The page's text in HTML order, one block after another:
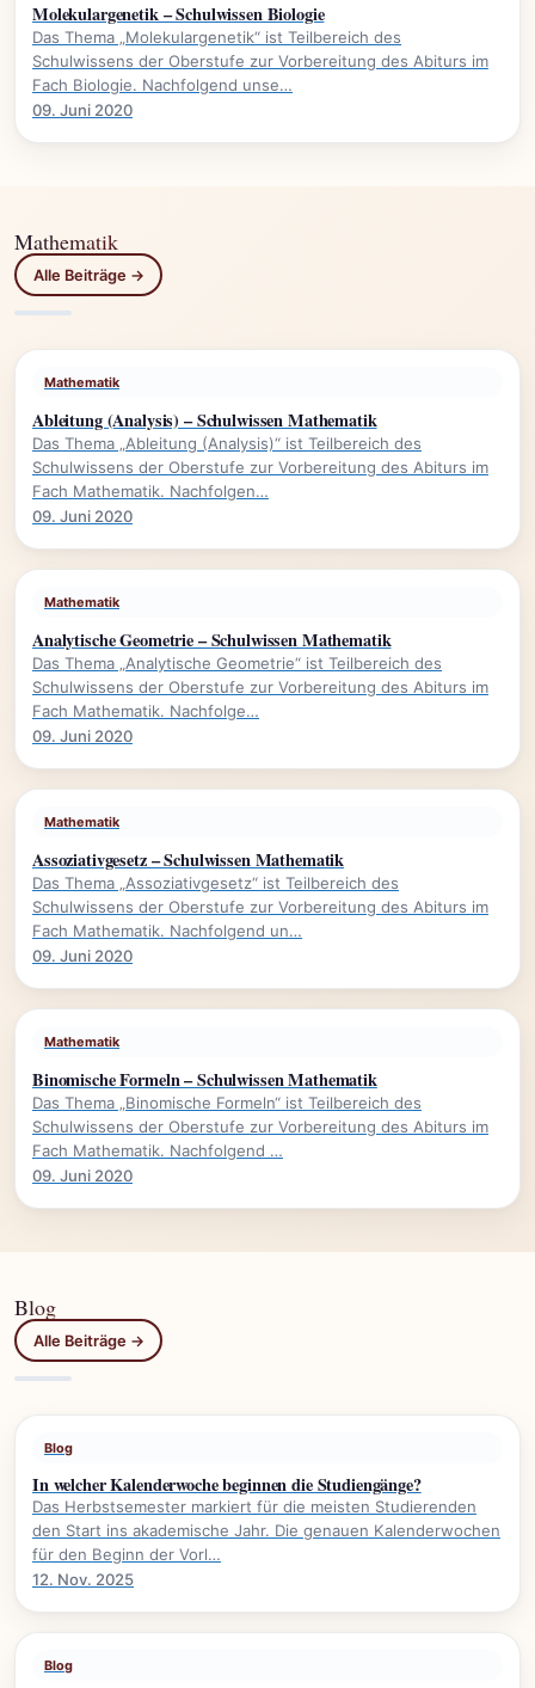
Molekulargenetik – Schulwissen Biologie
Das Thema „Molekulargenetik“ ist Teilbereich des
Schulwissens der Oberstufe zur Vorbereitung des Abiturs im
Fach Biologie. Nachfolgend unse…
09. Juni 2020
Mathematik
Alle Beiträge →
Mathematik
Ableitung (Analysis) – Schulwissen Mathematik
Das Thema „Ableitung (Analysis)“ ist Teilbereich des
Schulwissens der Oberstufe zur Vorbereitung des Abiturs im
Fach Mathematik. Nachfolgen…
09. Juni 2020
Mathematik
Analytische Geometrie – Schulwissen Mathematik
Das Thema „Analytische Geometrie“ ist Teilbereich des
Schulwissens der Oberstufe zur Vorbereitung des Abiturs im
Fach Mathematik. Nachfolge…
09. Juni 2020
Mathematik
Assoziativgesetz – Schulwissen Mathematik
Das Thema „Assoziativgesetz“ ist Teilbereich des
Schulwissens der Oberstufe zur Vorbereitung des Abiturs im
Fach Mathematik. Nachfolgend un…
09. Juni 2020
Mathematik
Binomische Formeln – Schulwissen Mathematik
Das Thema „Binomische Formeln“ ist Teilbereich des
Schulwissens der Oberstufe zur Vorbereitung des Abiturs im
Fach Mathematik. Nachfolgend …
09. Juni 2020
Blog
Alle Beiträge →
Blog
In welcher Kalenderwoche beginnen die Studiengänge?
Das Herbstsemester markiert für die meisten Studierenden
den Start ins akademische Jahr. Die genauen Kalenderwochen
für den Beginn der Vorl…
12. Nov. 2025
Blog